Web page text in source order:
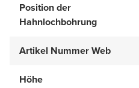
Position der
Hahnlochbohrung
Artikel Nummer Web
Höhe